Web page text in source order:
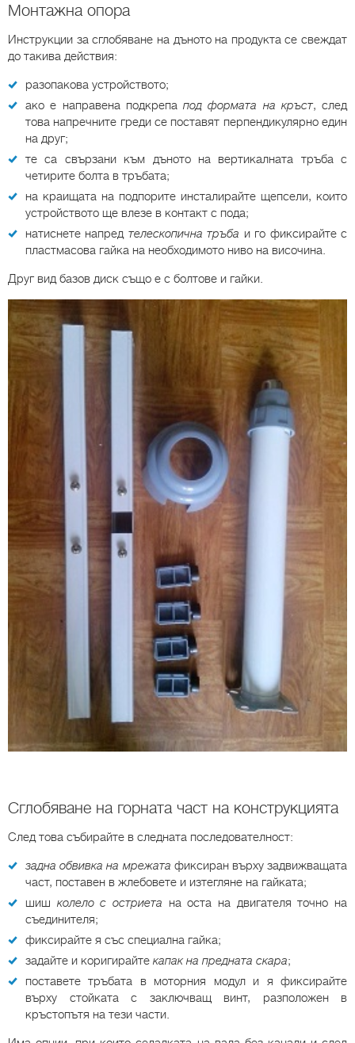
Монтажна опора
Инструкции за сглобяване на дъното на продукта се свеждат
до такива действия:
разопакова устройството;
ако е направена подкрепа под формата на кръст, след
това напречните греди се поставят перпендикулярно един
на друг;
те са свързани към дъното на вертикалната тръба с
четирите болта в тръбата;
на краищата на подпорите инсталирайте щепсели, които
устройството ще влезе в контакт с пода;
натиснете напред телескопична тръба и го фиксирайте с
пластмасова гайка на необходимото ниво на височина.
Друг вид базов диск също е с болтове и гайки.
Сглобяване на горната част на конструкцията
След това събирайте в следната последователност:
задна обвивка на мрежата фиксиран върху задвижващата
част, поставен в жлебовете и изтегляне на гайката;
шиш колело с остриета на оста на двигателя точно на
съединителя;
фиксирайте я със специална гайка;
задайте и коригирайте капак на предната скара;
поставете тръбата в моторния модул и я фиксирайте
върху стойката с заключващ винт, разположен в
кръстопътя на тези части.